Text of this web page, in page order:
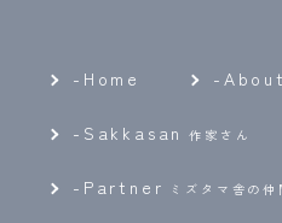
-Home - About
- Sakkasan 作家さん
- Partner ミズタマ舎の仲